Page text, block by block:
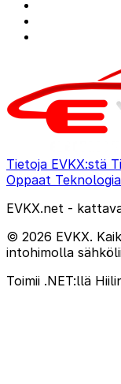
Tietoja EVKX:stä
Oppaat Teknologia
EVKX.net -
© 2026 EVKX.
intohimolla
Toimii .NET:llä